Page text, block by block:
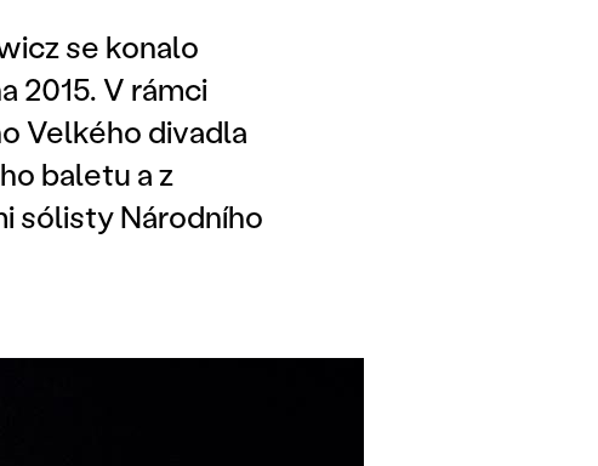
se konalo
2015. V rámci
Velkého divadla
baletu a z
sólisty Národního